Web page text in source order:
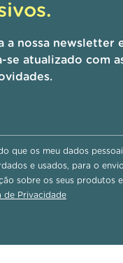
a nossa newsletter
se atualizado com
que os meu dados
e usados, para o
sobre os seus produtos
de Privacidade